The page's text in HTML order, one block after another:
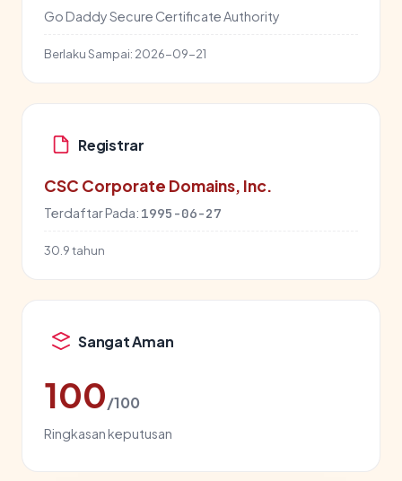
Go Daddy Secure Certificate Authority
Berlaku Sampai: 2026-09-21
Registrar
CSC Corporate Domains, Inc.
Terdaftar Pada: 1995-06-27
30.9 tahun
Sangat Aman
100/100
Ringkasan keputusan